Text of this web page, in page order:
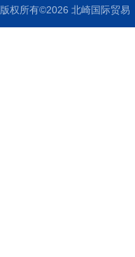
版权所有©2026 北崎国际贸